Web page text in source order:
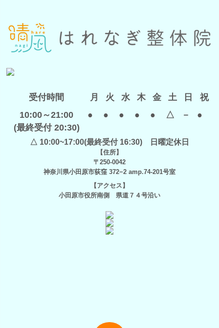
受付時間 月 火 水 木 金 土 日
祝
10:00～21:00
(最終受付 20:30)
● ● ● ● ● △ － ●
△ 10:00~17:00(最終受付 16:30) 日曜定休日
【住所】
〒250-0042
神奈川県小田原市荻窪 372−2 amp.74-201号室
【アクセス】
小田原市役所南側 県道７４号沿い